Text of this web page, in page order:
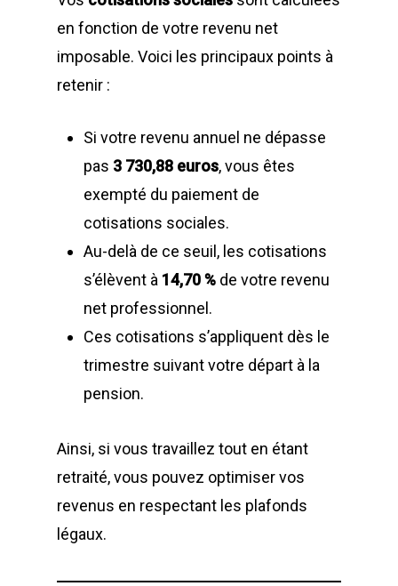
en fonction de votre revenu net
imposable. Voici les principaux points à
retenir :
Si votre revenu annuel ne dépasse
pas 3 730,88 euros, vous êtes
exempté du paiement de
cotisations sociales.
Au-delà de ce seuil, les cotisations
s’élèvent à 14,70 % de votre revenu
net professionnel.
Ces cotisations s’appliquent dès le
trimestre suivant votre départ à la
pension.
Ainsi, si vous travaillez tout en étant
retraité, vous pouvez optimiser vos
revenus en respectant les plafonds
légaux.